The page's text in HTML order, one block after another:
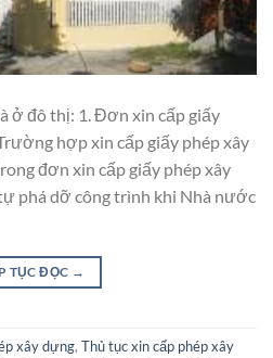
ở đô thị: 1. Đơn xin cấp giấy
hợp xin cấp giấy phép xây
đơn xin cấp giấy phép xây
phá dỡ công trình khi Nhà nước
TỤC ĐỌC →
xây dựng, Thủ tục xin cấp phép xây